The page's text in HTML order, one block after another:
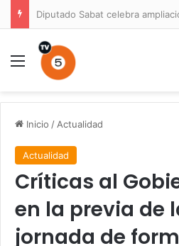
Menú
Inicio / Actualidad
Actualidad
Críticas al
en la previa de
jornada de